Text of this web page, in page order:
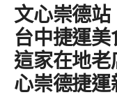
文心崇德
台中捷運
這家在地
心崇德捷